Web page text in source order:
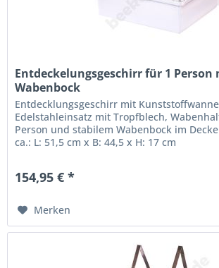
Entdeckelungsgeschirr für 1 Person
Wabenbock
Entdecklungsgeschirr mit
Edelstahleinsatz mit Tropfblech,
Person und stabilem Wabenbock im
ca.: L: 51,5 cm x B: 44,5 x H: 17 cm
154,95 € *
Merken